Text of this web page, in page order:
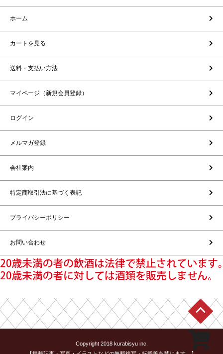
ホーム
カートを見る
送料・支払い方法
マイページ（新規会員登録）
ログイン
メルマガ登録
会社案内
特定商取引法に基づく表記
プライバシーポリシー
お問い合わせ
Copyright 2018 kurabisyu inc.